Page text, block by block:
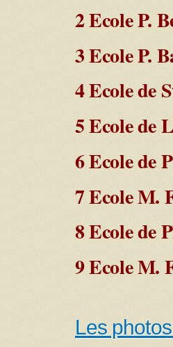
2 Ecole P.
3 Ecole P.
4 Ecole de
5 Ecole de
6 Ecole de
7 Ecole M.
8 Ecole de
9 Ecole M.
Les